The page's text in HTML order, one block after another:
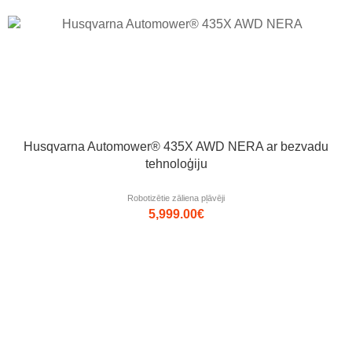
Husqvarna Automower® 435X AWD NERA ar bezvadu
tehnoloģiju
Robotizētie zāliena pļāvēji
5,999.00€